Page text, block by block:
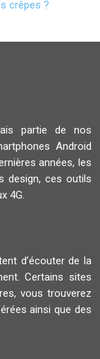
crêpes ?
partie de nos
Android
années, les
design, ces outils
4G.
d’écouter de la
Certains sites
vous trouverez
ainsi que des